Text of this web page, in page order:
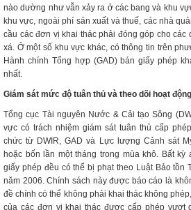
nào dường như vẫn xảy ra ở các bang và khu
khu vực, ngoài phí sản xuất và thuế, các nhà
cầu các đơn vị khai thác phải đóng góp cho
xá. Ở một số khu vực khác, có thông tin trên
Hành chính Tổng hợp (GAD) bán giấy phép
nhất.
Giám sát mức độ tuân thủ và theo dõi hoạt
Tổng cục Tài nguyên Nước & Cải tạo Sông
vực có trách nhiệm giám sát tuân thủ cấp
chức từ DWIR, GAD và Lực lượng Cảnh sát
hoặc bốn lần một tháng trong mùa khô. Bất
giấy phép đều có thể bị phạt theo Luật Bảo tồn
năm 2006. Chính sách này được báo cáo là
đề chính có thể không phải khai thác không
của các đơn vị khai thác được cấp phép vượt